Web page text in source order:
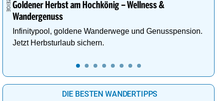
Goldener Herbst am Hochkönig – Wellness &
Wandergenuss
Infinitypool, goldene Wanderwege und Genusspension.
Jetzt Herbsturlaub sichern.
DIE BESTEN WANDERTIPPS